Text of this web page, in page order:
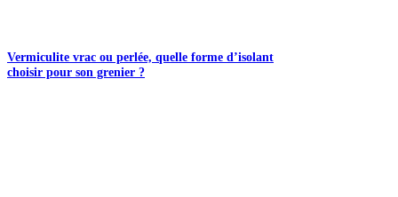
Vermiculite vrac ou perlée, quelle forme d’isolant
choisir pour son grenier ?